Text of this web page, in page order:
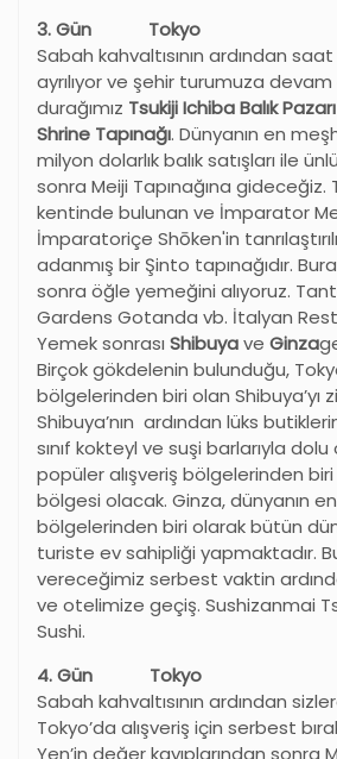
3. Gün Tokyo
Sabah kahvaltısının ardından
ayrılıyor ve şehir turumuza devam
durağımız Tsukiji Ichiba Balık Pazarı
Shrine Tapınağı. Dünyanın en
milyon dolarlık balık satışları ile
sonra Meiji Tapınağına gideceğiz.
kentinde bulunan ve İmparator
İmparatoriçe Shōken'in
adanmış bir Şinto tapınağıdır.
sonra öğle yemeğini alıyoruz.
Gardens Gotanda vb. İtalyan
Yemek sonrası Shibuyave Ginza
Birçok gökdelenin bulunduğu,
bölgelerinden biri olan Shibuya’yı
Shibuya’nın ardından lüks
sınıf kokteyl ve suşi barlarıyla
popüler alışveriş bölgelerinden
bölgesi olacak. Ginza, dünyanın en
bölgelerinden biri olarak bütün
turiste ev sahipliği yapmaktadır.
vereceğimiz serbest vaktin
ve otelimize geçiş. Sushizanmai
Sushi.
4. Gün Tokyo
Sabah kahvaltısının ardından
Tokyo’da alışveriş için serbest
Yen’in değer kayıplarından sonra